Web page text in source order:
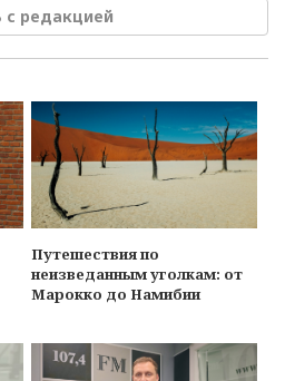
с редакцией
Путешествия по
неизведанным уголкам: от
Марокко до Намибии